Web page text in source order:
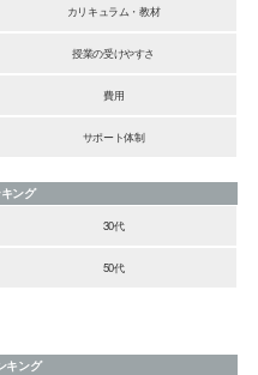
カリキュラム・教材
授業の受けやすさ
費用
サポート体制
ング
30代
50代
キング